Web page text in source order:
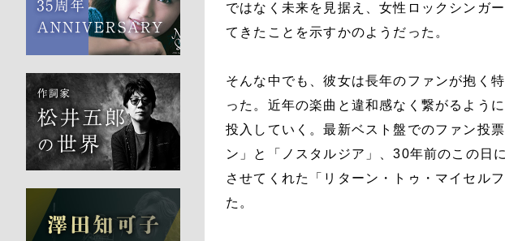
ではなく未来を見据え、女性ロックシンガ
てきたことを示すかのようだった。
そんな中でも、彼女は長年のファンが抱く
った。近年の楽曲と違和感なく繋がるよう
投入していく。最新ベスト盤でのファン投
ン」と「ノスタルジア」、30年前のこの日
させてくれた「リターン・トゥ・マイセル
た。